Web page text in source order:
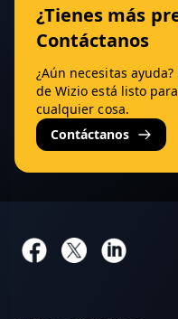
¿Tienes más
Contáctanos
¿Aún necesitas
de Wizio está listo
cualquier cosa.
Contáctanos